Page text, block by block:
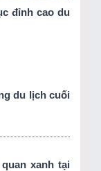
đỉnh cao du
du lịch cuối
xanh tại